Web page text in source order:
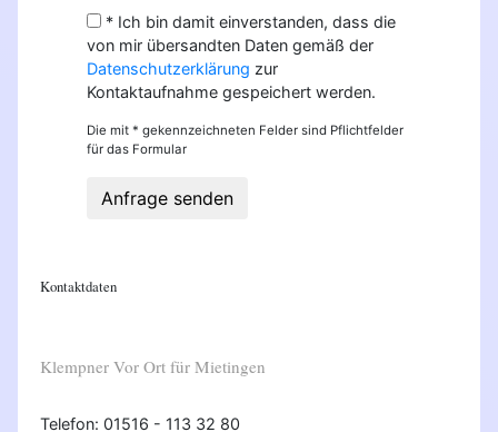
* Ich bin damit einverstanden, dass die
von mir übersandten Daten gemäß der
Datenschutzerklärung zur
Kontaktaufnahme gespeichert werden.
Die mit * gekennzeichneten Felder sind Pflichtfelder
für das Formular
Anfrage senden
Kontaktdaten
Klempner Vor Ort für Mietingen
Telefon: 01516 - 113 32 80